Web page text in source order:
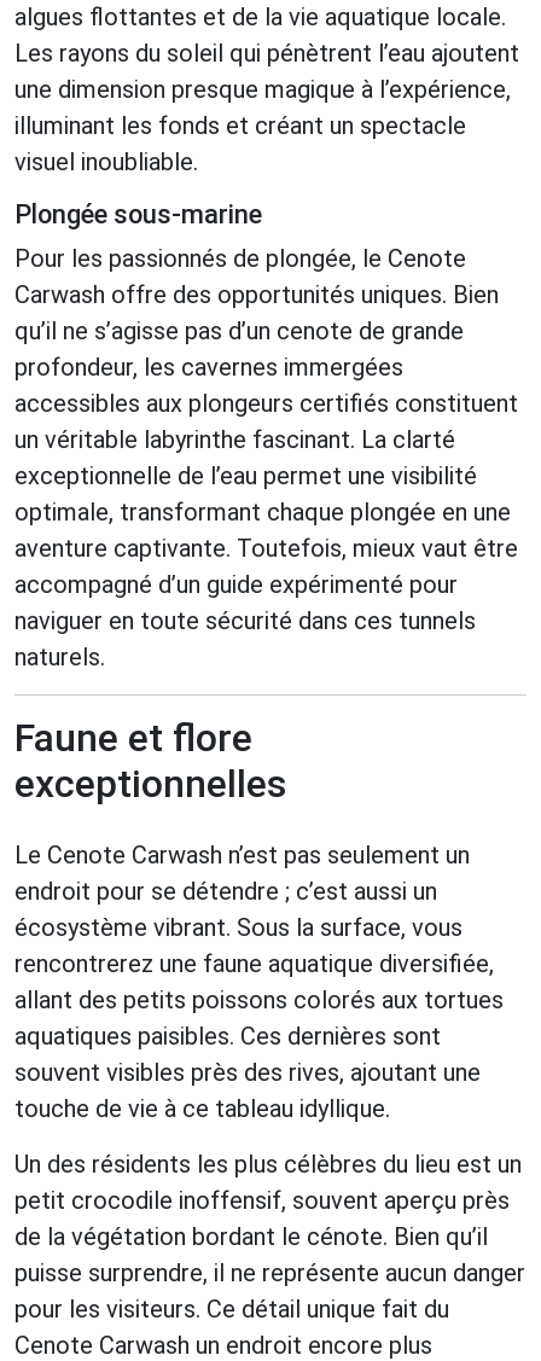
algues flottantes et de la vie aquatique locale.
Les rayons du soleil qui pénètrent l’eau ajoutent
une dimension presque magique à l’expérience,
illuminant les fonds et créant un spectacle
visuel inoubliable.
Plongée sous-marine
Pour les passionnés de plongée, le Cenote
Carwash offre des opportunités uniques. Bien
qu’il ne s’agisse pas d’un cenote de grande
profondeur, les cavernes immergées
accessibles aux plongeurs certifiés constituent
un véritable labyrinthe fascinant. La clarté
exceptionnelle de l’eau permet une visibilité
optimale, transformant chaque plongée en une
aventure captivante. Toutefois, mieux vaut être
accompagné d’un guide expérimenté pour
naviguer en toute sécurité dans ces tunnels
naturels.
Faune et flore
exceptionnelles
Le Cenote Carwash n’est pas seulement un
endroit pour se détendre ; c’est aussi un
écosystème vibrant. Sous la surface, vous
rencontrerez une faune aquatique diversifiée,
allant des petits poissons colorés aux tortues
aquatiques paisibles. Ces dernières sont
souvent visibles près des rives, ajoutant une
touche de vie à ce tableau idyllique.
Un des résidents les plus célèbres du lieu est un
petit crocodile inoffensif, souvent aperçu près
de la végétation bordant le cénote. Bien qu’il
puisse surprendre, il ne représente aucun danger
pour les visiteurs. Ce détail unique fait du
Cenote Carwash un endroit encore plus